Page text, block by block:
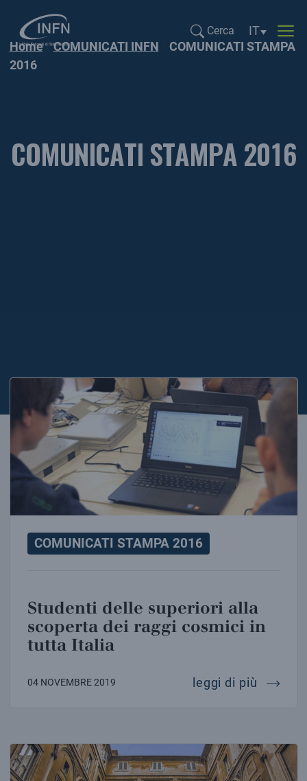
Cerca
Cerca...
Selezione
IT
Home
COMUNICATI INFN
COMUNICATI STAMPA
2016
COMUNICATI STAMPA 2016
Studenti delle superiori alla scoperta dei raggi cosmici
COMUNICATI STAMPA 2016
Studenti delle superiori alla
scoperta dei raggi cosmici in
tutta Italia
04 NOVEMBRE 2019 leggi di più
L’INFN ASSUME 73 NUOVI RICERCATORI